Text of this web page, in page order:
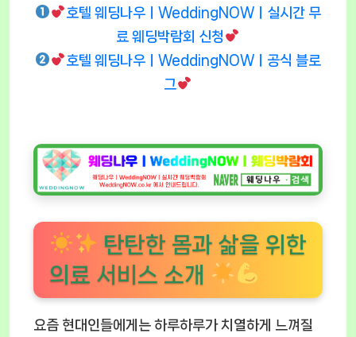
호텔 웨딩나우ㅣWeddingNOWㅣ실시간 무
료 웨딩박람회 신청
호텔 웨딩나우ㅣWeddingNOWㅣ공식 블로
그
탄탄한 몸과 삶을 위한
의료 서비스 소개
요즘 현대인들에게는 하루하루가 치열하게 느껴질